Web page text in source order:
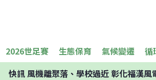
2026世足賽 生態保育 氣候變遷 循
快訊風機離聚落、學校過近 彰化福漢風